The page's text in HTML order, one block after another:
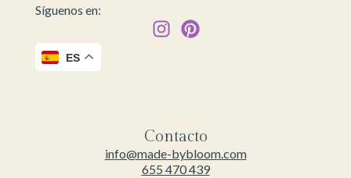
Síguenos en:
ES
Contacto
info@made-bybloom.com
655 470 439